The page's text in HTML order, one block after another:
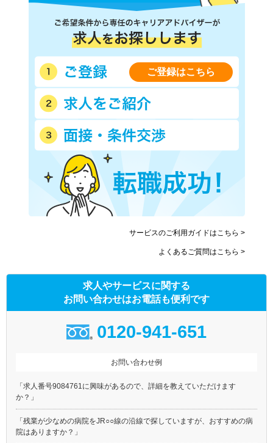
ご登録はこちら
サービスのご利用ガイドはこちら >
よくあるご質問はこちら >
求人やサービスに関する
お問い合わせはお電話も便利です
0120-941-651
お問い合わせ例
「求人番号9084761に興味があるので、詳細を教えていただけます
か？」
「残業が少なめの病院をJR○○線の沿線で探していますが、おすすめの病
院はありますか？」